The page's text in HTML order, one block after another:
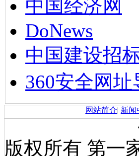
中国经济网
DoNews
中国建设招
360安全网址
网站简介| 新闻
版权所有 第一